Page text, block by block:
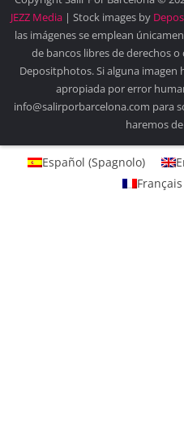
JEZZ Media | Stock images by
las imágenes se emplean
de bancos libres de derechos
Depositphotos. Si alguna
apropiada por error
info@salirporbarcelona.com para
haremos
Español (Spagnolo)
Français